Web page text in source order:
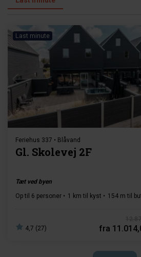
Last minute
Indlæser...
Feriehus 337 • Blåvand
Gl. Skolevej 2F
Tæt ved byen
Op til 6 personer
1 km til kyst 154 m til
4,7 (27) fra